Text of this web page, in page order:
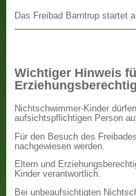
Das Freibad Barntrup startet
Wichtiger Hinweis
Nichtschwimmer-Kinder
aufsichtspflichtigen Person
Für den Besuch des
nachgewiesen werden.
Eltern und
Kinder verantwortlich.
Bei unbeaufsichtigten